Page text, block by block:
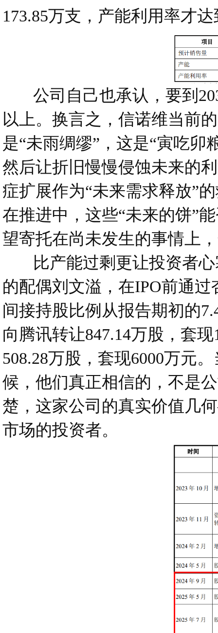
173.85万支，产能利用率才达
公司自己也承认，要到
以上。换言之，信诺维当前
是“未雨绸缪”，这是“寅吃
然后让折旧慢慢侵蚀未来的
症扩展作为“未来需求释放”
在推进中，这些“未来的饼”
望寄托在尚未发生的事情上
比产能过剩更让投资者心
的配偶刘文溢，在IPO前通
间接持股比例从报告期初的
向腾讯转让847.14万股，套
508.28万股，套现6000万元
候，他们真正相信的，不是
楚，这家公司的真实价值几
市场的投资者。